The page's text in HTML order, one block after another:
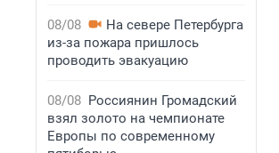
08/08
На севере Петербурга
из-за пожара пришлось
проводить эвакуацию
08/08 Россиянин Громадский
взял золото на чемпионате
Европы по современному